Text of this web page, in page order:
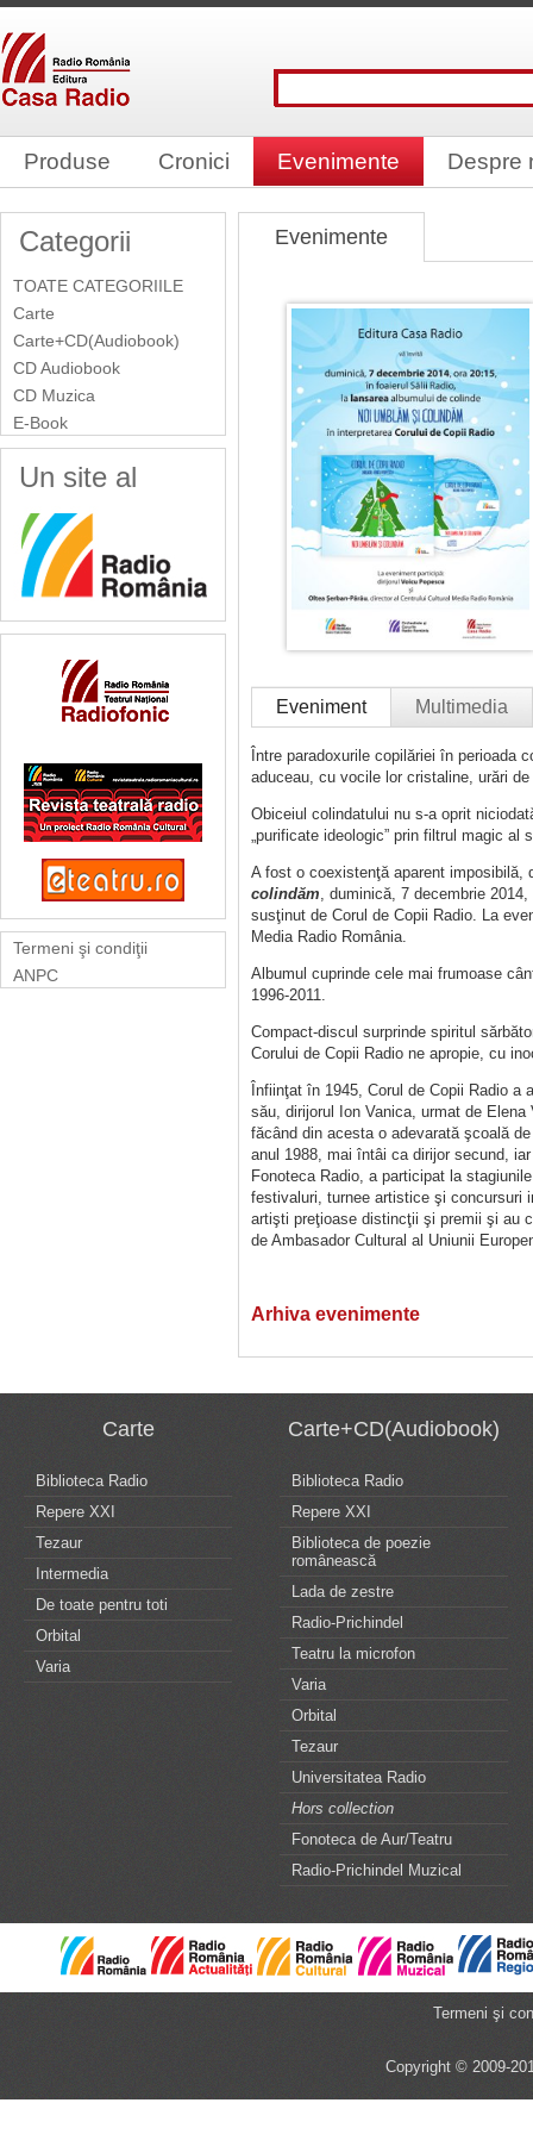
Produse Cronici Evenimente Despre
Categorii
TOATE CATEGORIILE
Carte
Carte+CD(Audiobook)
CD Audiobook
CD Muzica
E-Book
Un site al
Termeni şi condiţii
ANPC
Evenimente
Eveniment Multimedia
Între paradoxurile copilăriei în
aduceau, cu vocile lor cristaline, urări
Obiceiul colindatului nu s-a oprit
„purificate ideologic” prin filtrul magic al
A fost o coexistenţă aparent
colindăm, duminică, 7 decembrie
susţinut de Corul de Copii Radio. La
Media Radio România.
Albumul cuprinde cele mai frumoase
1996-2011.
Compact-discul surprinde spiritul
Corului de Copii Radio ne apropie, cu
Înfiinţat în 1945, Corul de Copii Radio
său, dirijorul Ion Vanica, urmat de
făcând din acesta o adevarată şcoală
anul 1988, mai întâi ca dirijor secund,
Fonoteca Radio, a participat la
festivaluri, turnee artistice şi concursuri
artişti preţioase distincţii şi premii şi au
de Ambasador Cultural al Uniunii
Arhiva evenimente
Carte
Biblioteca Radio
Repere XXI
Tezaur
Intermedia
De toate pentru toti
Orbital
Varia
Carte+CD(Audiobook)
Biblioteca Radio
Repere XXI
Biblioteca de poezie
românească
Lada de zestre
Radio-Prichindel
Teatru la microfon
Varia
Orbital
Tezaur
Universitatea Radio
Hors collection
Fonoteca de Aur/Teatru
Radio-Prichindel Muzical
Termeni şi
Copyright © 2009-